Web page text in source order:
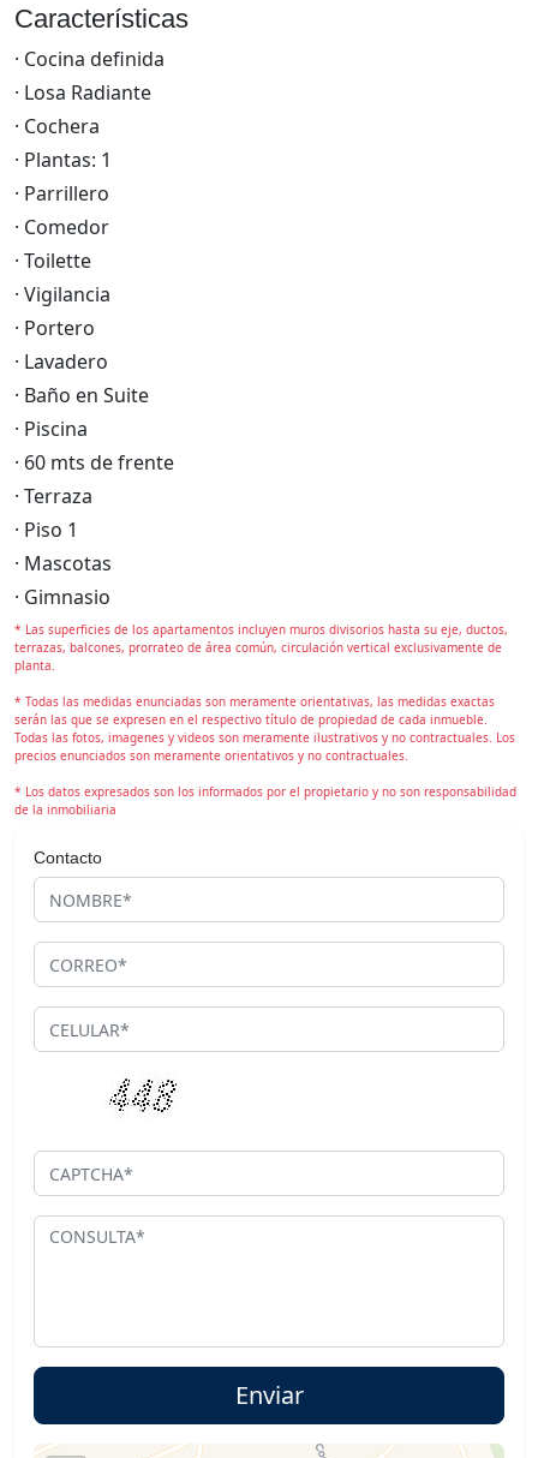
Características
· Cocina definida
· Losa Radiante
· Cochera
· Plantas: 1
· Parrillero
· Comedor
· Toilette
· Vigilancia
· Portero
· Lavadero
· Baño en Suite
· Piscina
· 60 mts de frente
· Terraza
· Piso 1
· Mascotas
· Gimnasio
* Las superficies de los apartamentos incluyen muros divisorios hasta su eje, ductos,
terrazas, balcones, prorrateo de área común, circulación vertical exclusivamente de
planta.
* Todas las medidas enunciadas son meramente orientativas, las medidas exactas
serán las que se expresen en el respectivo título de propiedad de cada inmueble.
Todas las fotos, imagenes y videos son meramente ilustrativos y no contractuales. Los
precios enunciados son meramente orientativos y no contractuales.
* Los datos expresados son los informados por el propietario y no son responsabilidad
de la inmobiliaria
Contacto